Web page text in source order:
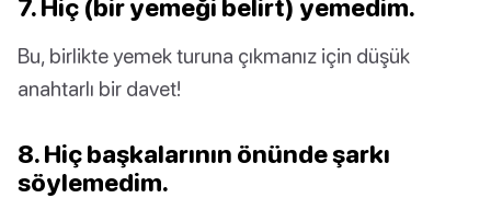
7. Hiç (bir yemeği belirt) yemedim.
Bu, birlikte yemek turuna çıkmanız için düşük
anahtarlı bir davet!
8. Hiç başkalarının önünde şarkı
söylemedim.